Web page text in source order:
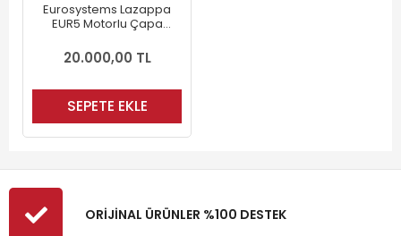
Eurosystems Lazappa
EUR5 Motorlu Çapa
20.000,00 TL
SEPETE EKLE
ORİJİNAL ÜRÜNLER %100 DESTEK